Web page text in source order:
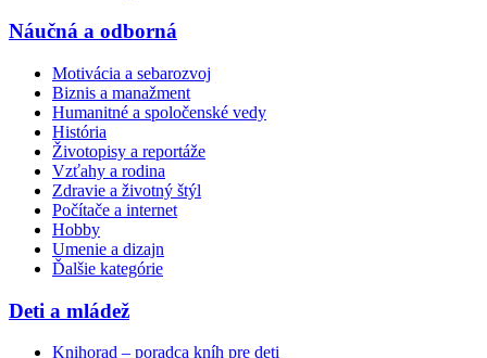
Náučná a odborná
Motivácia a sebarozvoj
Biznis a manažment
Humanitné a spoločenské vedy
História
Životopisy a reportáže
Vzťahy a rodina
Zdravie a životný štýl
Počítače a internet
Hobby
Umenie a dizajn
Ďalšie kategórie
Deti a mládež
Knihorad – poradca kníh pre deti